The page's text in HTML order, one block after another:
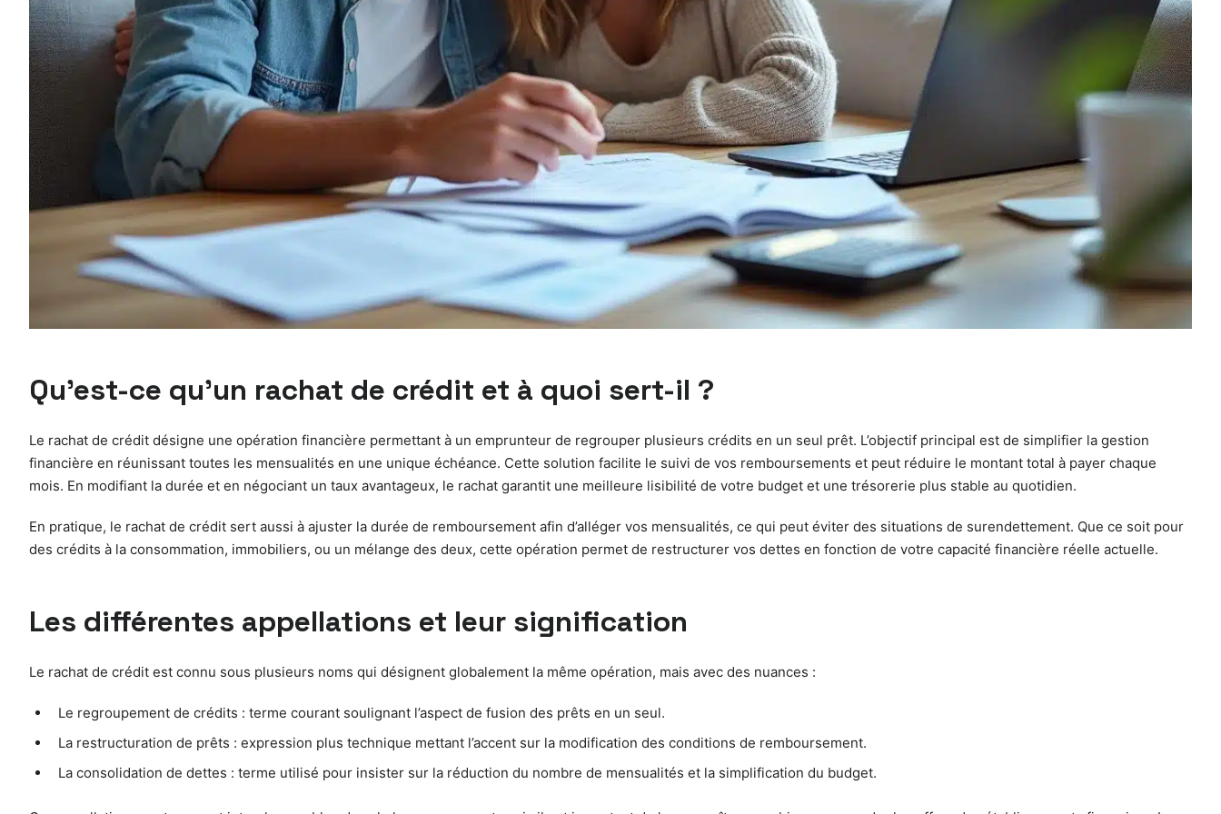
Qu’est-ce qu’un rachat de crédit et à quoi sert-il ?
Le rachat de crédit désigne une opération financière permettant à un emprunteur de regrouper plusieurs crédits en un seul prêt. L’objectif principal est de simplifier la gestion
financière en réunissant toutes les mensualités en une unique échéance. Cette solution facilite le suivi de vos remboursements et peut réduire le montant total à payer chaque
mois. En modifiant la durée et en négociant un taux avantageux, le rachat garantit une meilleure lisibilité de votre budget et une trésorerie plus stable au quotidien.
En pratique, le rachat de crédit sert aussi à ajuster la durée de remboursement afin d’alléger vos mensualités, ce qui peut éviter des situations de surendettement. Que ce soit pour
des crédits à la consommation, immobiliers, ou un mélange des deux, cette opération permet de restructurer vos dettes en fonction de votre capacité financière réelle actuelle.
Les différentes appellations et leur signification
Le rachat de crédit est connu sous plusieurs noms qui désignent globalement la même opération, mais avec des nuances :
Le regroupement de crédits : terme courant soulignant l’aspect de fusion des prêts en un seul.
La restructuration de prêts : expression plus technique mettant l’accent sur la modification des conditions de remboursement.
La consolidation de dettes : terme utilisé pour insister sur la réduction du nombre de mensualités et la simplification du budget.